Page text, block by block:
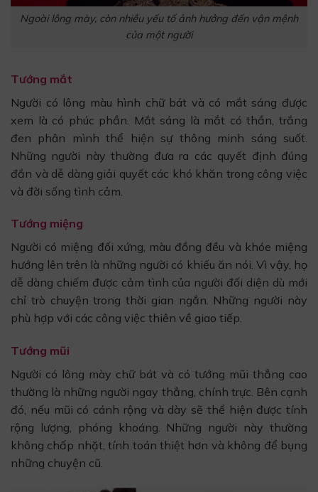
Ngoài lông mày, còn nhiều yếu tố ảnh hưởng đến vận mệnh
của một người
Tướng mắt
Người có lông màu hình chữ bát và có mắt sáng được
xem là có phúc phần. Mắt sáng là mắt có thần, trắng
đen phân mình thể hiện sự thông minh sáng suốt.
Những người này thường đưa ra các quyết định đúng
đắn và dễ dàng giải quyết các khó khăn trong công việc
và đời sống tình cảm.
Tướng miệng
Người có miệng đối xứng, màu đồng đều và khóe miệng
hướng lên trên là những người có khiếu ăn nói. Vì vậy, họ
dễ dàng chiếm được cảm tình của người đối diện dù mới
chỉ trò chuyện trong thời gian ngắn. Những người này
phù hợp với các công việc thiên về giao tiếp.
Tướng mũi
Người có lông mày chữ bát và có tướng mũi thẳng cao
thường là những người ngay thẳng, chính trực. Bên cạnh
đó, nếu mũi có cánh rộng và dày sẽ thể hiện được tính
rộng lượng, phóng khoáng. Những người này thường
không chấp nhặt, tính toán thiệt hơn và không để bụng
những chuyện cũ.